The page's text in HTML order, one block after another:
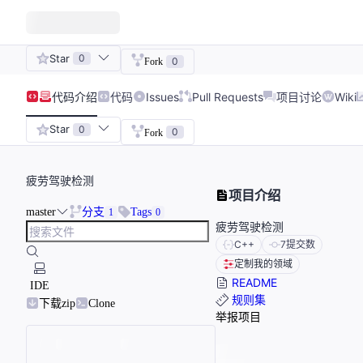
Star 0 Fork 0
代码介绍 代码 Issues Pull Requests 项目讨论 Wiki
Star 0 Fork 0
疲劳驾驶检测
master 分支 1 Tags 0
IDE
下载zip
Clone
项目介绍
疲劳驾驶检测
C++ 7提交数
定制我的领域
README
规则集
举报项目